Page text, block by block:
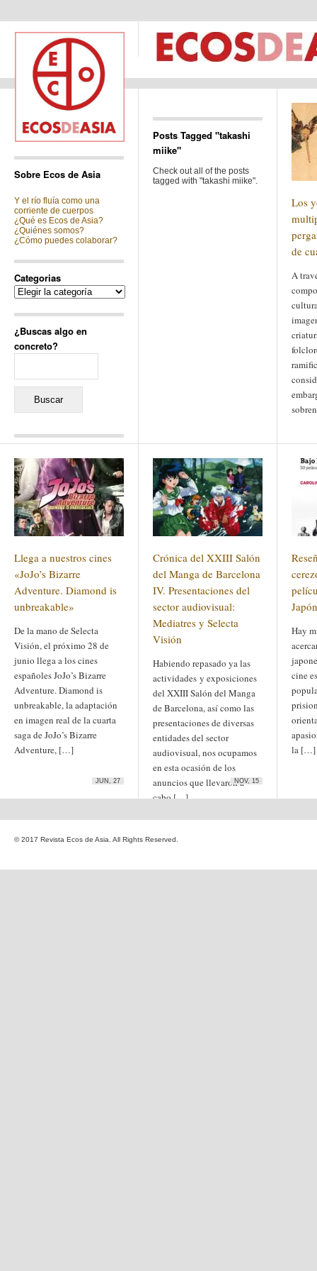
Sobre Ecos de Asia
Y el río fluía como una
corriente de cuerpos
¿Qué es Ecos de Asia?
¿Quiénes somos?
¿Cómo puedes colaborar?
Categorias
Categorias
¿Buscas algo en
concreto?
Jacquelineen«Recuerdos
de la Alhambra» y la
reinvención de un género
Yissen«Recuerdos de la
Alhambra» y la reinvención
de un género
Oscar Darío Rivero Gálvez
Japón conquista Okinawa
de Kutani
Name *en«Recuerdos de
reinvención de un género
Etiquetas
animación anime
arte contemporáneo arte
japonés barcelona bl
boys'loveChina
cine Cine chino cine indio
Cine japonés coreaCorea
del Sur crítica
hong
kong India irán islam
japonismo japón
literatura manga Meiji
Posts Tagged "takashi
miike"
Check out all of the posts
tagged with "takashi miike".
Los
de
A
Llega a nuestros cines
«JoJo’s Bizarre
Adventure. Diamond is
unbreakable»
De la mano de Selecta
Visión, el próximo 28 de
junio llega a los cines
españoles JoJo’s Bizarre
Adventure. Diamond is
unbreakable, la adaptación
en imagen real de la cuarta
saga de JoJo’s Bizarre
Adventure, […]
JUN, 27
Crónica del XXIII Salón
del Manga de Barcelona
IV. Presentaciones del
sector audiovisual:
Mediatres y Selecta
Visión
Habiendo repasado ya las
actividades y exposiciones
del XXIII Salón del Manga
de Barcelona, así como las
presentaciones de diversas
entidades del sector
audiovisual, nos ocupamos
en esta ocasión de los
anuncios que llevaron a
cabo […]
NOV, 15
Hay
cine
la […]
© 2017 Revista Ecos de Asia. All Rights Reserved.